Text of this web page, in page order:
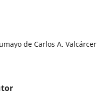
de Carlos A. Valcárcer